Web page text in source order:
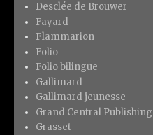
Desclée de Brouwer
Fayard
Flammarion
Folio
Folio bilingue
Gallimard
Gallimard jeunesse
Grand Central Publishing
Grasset